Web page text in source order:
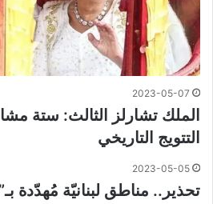
2023-05-07
الملك تشارلز الثالث: ستة
التتويج التاريخي
2023-05-05
تحذير.. مناطق لبنانيّة مُهدّدة